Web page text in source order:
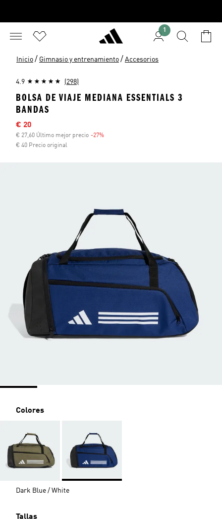
1
Inicio / Gimnasio y entrenamiento / Accesorios
4.9 (298)
BOLSA DE VIAJE MEDIANA ESSENTIALS 3
BANDAS
Precio rebajado
€ 20
€ 27,60 Último mejor precio -27%
€ 40 Precio original
Colores
Dark Blue / White
Tallas